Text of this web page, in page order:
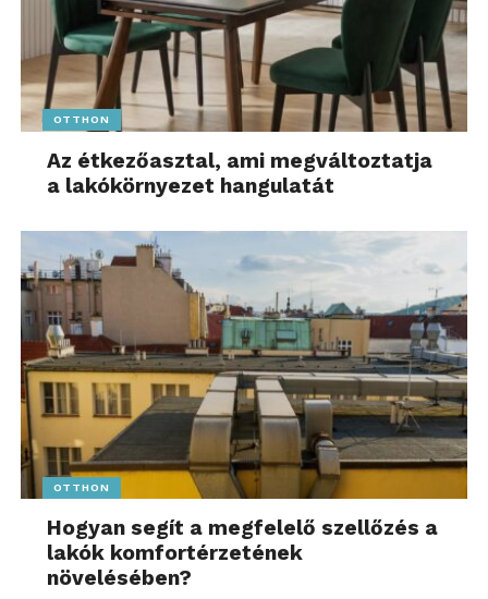
OTTHON
Az étkezőasztal, ami megváltoztatja
a lakókörnyezet hangulatát
OTTHON
Hogyan segít a megfelelő szellőzés a
lakók komfortérzetének
növelésében?